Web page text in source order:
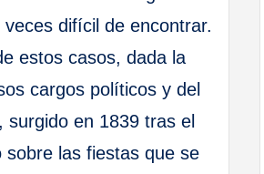
difícil de encontrar.
estos casos, dada la
cargos políticos y del
en 1839 tras el
las fiestas que se